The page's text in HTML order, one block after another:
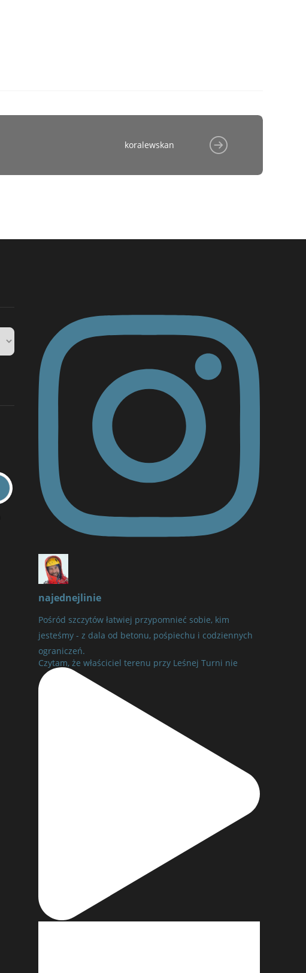
koralewskan
najednejlinie
Pośród szczytów łatwiej przypomnieć sobie, kim
jesteśmy - z dala od betonu, pośpiechu i codziennych
ograniczeń.
Czytam, że właściciel terenu przy Leśnej Turni nie